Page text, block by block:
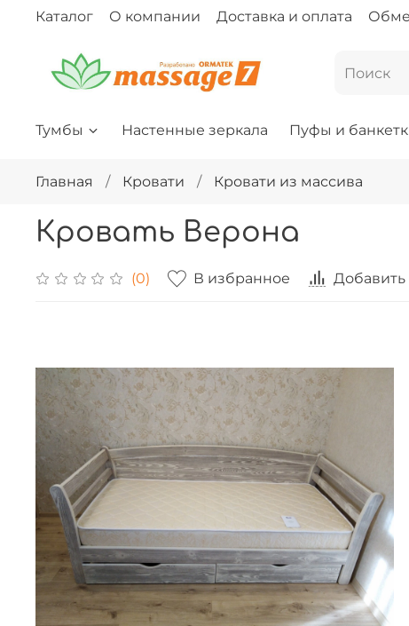
Каталог О компании Доставка и оплата
Тумбы Настенные зеркала Пуфы и
Главная Кровати Кровати из массива
Кровать Верона
(0) В избранное Добавить